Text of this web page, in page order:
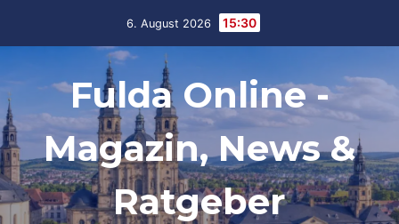
6. August 2026 15:30
Fulda Online -
Magazin, News &
Ratgeber